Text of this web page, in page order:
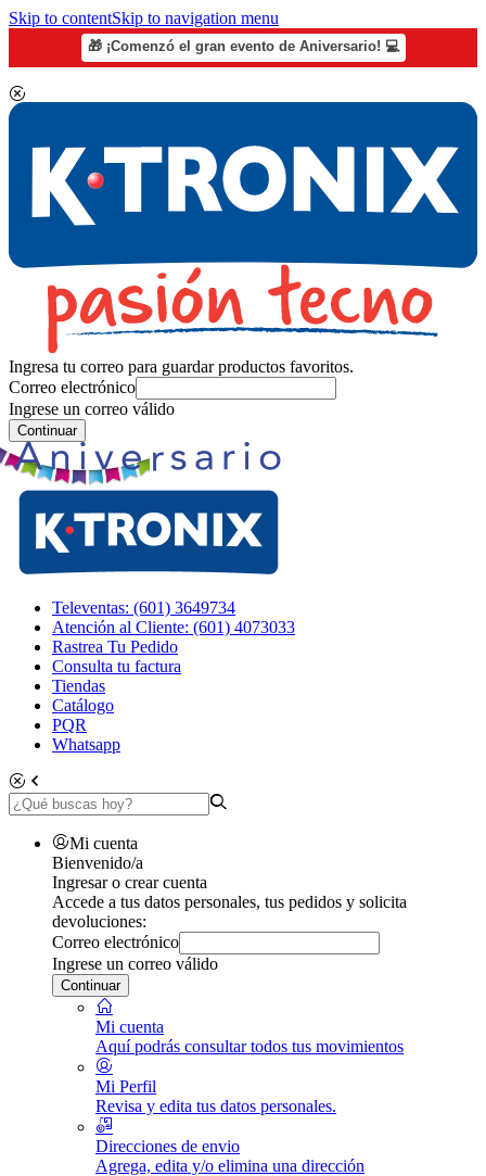
Skip to contentSkip to navigation menu
🎁 ¡Comenzó el gran evento de Aniversario! 💻
Ingresa tu correo para guardar productos favoritos.
Correo electrónico
Ingrese un correo válido
Continuar
Televentas: (601) 3649734
Atención al Cliente: (601) 4073033
Rastrea Tu Pedido
Consulta tu factura
Tiendas
Catálogo
PQR
Whatsapp
Mi cuenta
Bienvenido/a
Ingresar o crear cuenta
Accede a tus datos personales, tus pedidos y solicita
devoluciones:
Correo electrónico
Ingrese un correo válido
Continuar
Mi cuenta
Aquí podrás consultar todos tus movimientos
Mi Perfil
Revisa y edita tus datos personales.
Direcciones de envio
Agrega, edita y/o elimina una dirección